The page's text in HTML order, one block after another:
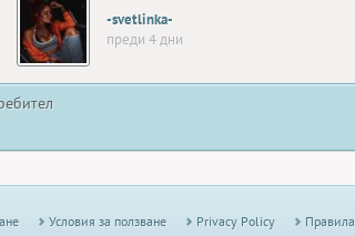
-svetlinka-
преди 4 дни
Условия за ползване Privacy Policy Правила